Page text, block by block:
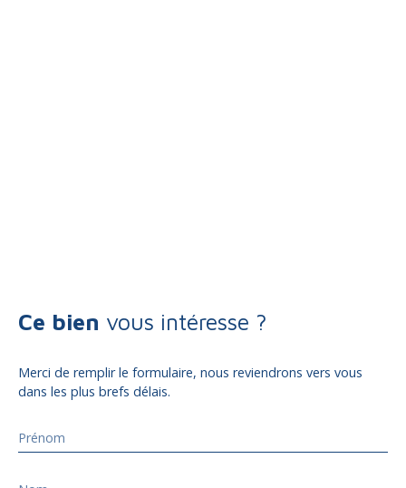
Ce bien vous intéresse ?
Merci de remplir le formulaire, nous reviendrons vers vous
dans les plus brefs délais.
Prénom